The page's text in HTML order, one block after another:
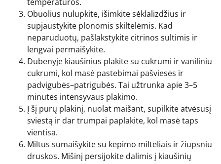
Obuolius nulupkite, išimkite sėklalizdžius ir
supjaustykite plonomis skiltelėmis. Kad
neparuduotų, pašlakstykite citrinos sultimis ir
lengvai permaišykite.
Dubenyje kiaušinius plakite su cukrumi ir vaniliniu
cukrumi, kol masė pastebimai pašviesės ir
padvigubės–patrigubės. Tai užtrunka apie 3–5
minutes intensyvaus plakimo.
Į šį purų plakinį, nuolat maišant, supilkite atvėsusį
sviestą ir dar trumpai paplakite, kol masė taps
vientisa.
Miltus sumaišykite su kepimo milteliais ir žiupsniu
druskos. Mišinį persijokite dalimis į kiaušinių